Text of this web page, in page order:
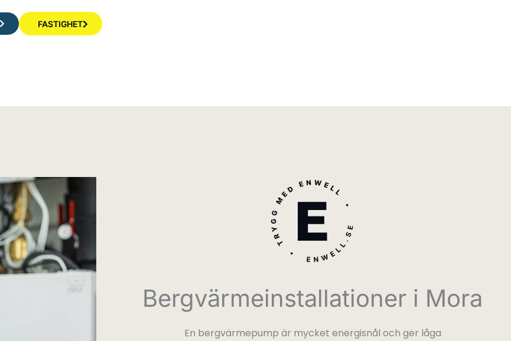
FASTIGHET
Bergvärmeinstallationer i Mora
En bergvärmepump är mycket energisnål och ger låga